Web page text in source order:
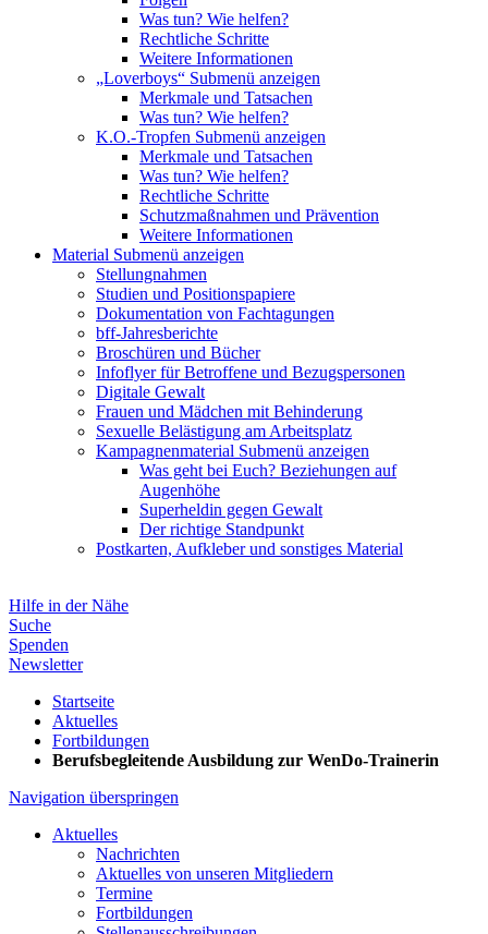
Was tun? Wie helfen?
Rechtliche Schritte
Weitere Informationen
„Loverboys“ Submenü anzeigen
Merkmale und Tatsachen
Was tun? Wie helfen?
K.O.-Tropfen Submenü anzeigen
Merkmale und Tatsachen
Was tun? Wie helfen?
Rechtliche Schritte
Schutzmaßnahmen und Prävention
Weitere Informationen
Material Submenü anzeigen
Stellungnahmen
Studien und Positionspapiere
Dokumentation von Fachtagungen
bff-Jahresberichte
Broschüren und Bücher
Infoflyer für Betroffene und Bezugspersonen
Digitale Gewalt
Frauen und Mädchen mit Behinderung
Sexuelle Belästigung am Arbeitsplatz
Kampagnenmaterial Submenü anzeigen
Was geht bei Euch? Beziehungen auf
Augenhöhe
Superheldin gegen Gewalt
Der richtige Standpunkt
Postkarten, Aufkleber und sonstiges Material
Hilfe in der Nähe
Suche
Spenden
Newsletter
Startseite
Aktuelles
Fortbildungen
Berufsbegleitende Ausbildung zur WenDo-Trainerin
Navigation überspringen
Aktuelles
Nachrichten
Aktuelles von unseren Mitgliedern
Termine
Fortbildungen